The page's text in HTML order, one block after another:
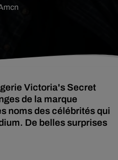
Victoria's Secret
de la marque
noms des célébrités qui
De belles surprises